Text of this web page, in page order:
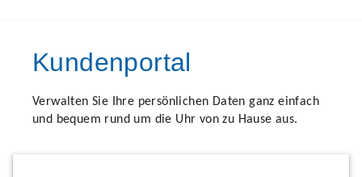
Kundenportal
Verwalten Sie Ihre persönlichen Daten ganz einfach
und bequem rund um die Uhr von zu Hause aus.